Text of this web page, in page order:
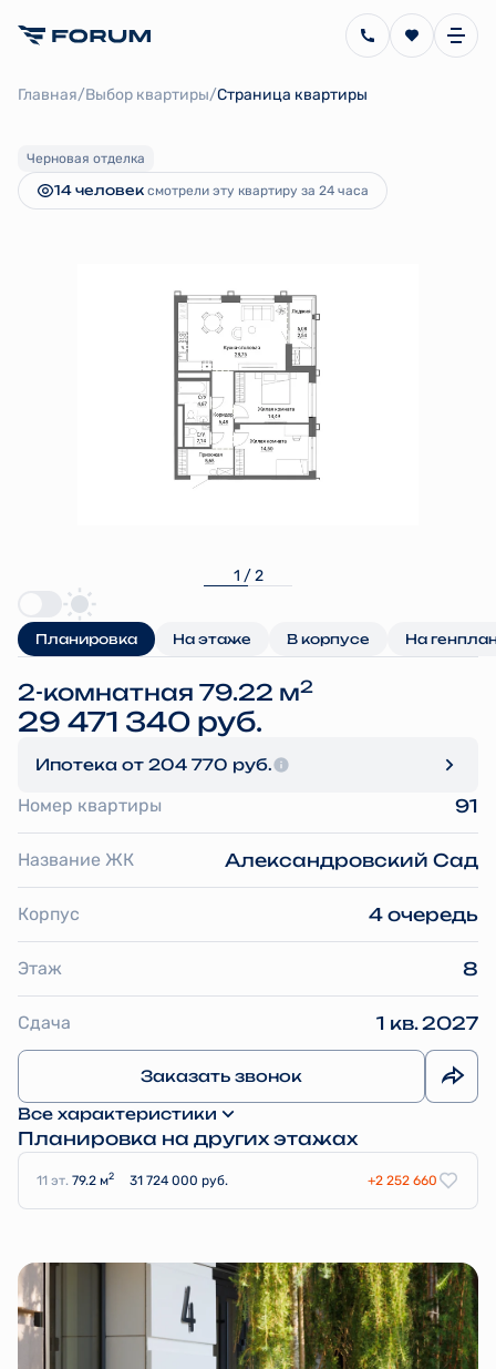
Главная/Выбор квартиры/Страница квартиры29 471 340 руб.
Ипотекаот 204 770 руб.
Черновая отделка
14 человек смотрели эту квартиру за 24 часа
1 / 2
Планировка На этаже В корпусе На
2-комнатная 79.22 м2
29 471 340 руб.
Ипотека от 204 770 руб.
Номер квартиры 91
Название ЖК Александровский Сад
Корпус 4 очередь
Этаж 8
Сдача 1 кв. 2027
Заказать звонок
Все характеристики
Планировка на других этажах
11 эт. 79.2 м2 31 724 000 руб. +2 252 660